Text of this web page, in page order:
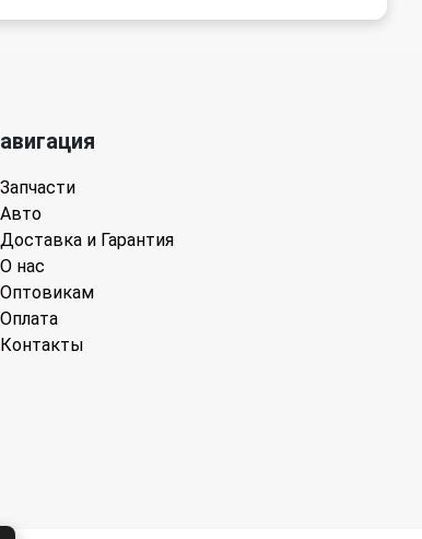
Запчасти
Авто
Доставка и Гарантия
О нас
Оптовикам
Оплата
Контакты